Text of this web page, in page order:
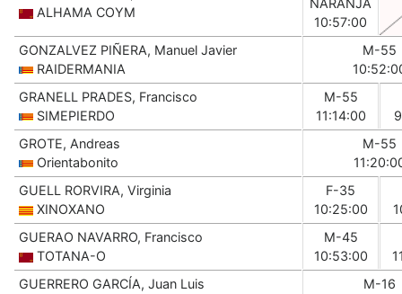
ALHAMA COYM
NARANJA
10:57:00
GONZALVEZ PIÑERA, Manuel Javier
RAIDERMANIA
M-55
GRANELL PRADES, Francisco
SIMEPIERDO
M-55
11:14:00
GROTE, Andreas
Orientabonito
M-55
GUELL RORVIRA, Virginia
XINOXANO
F-35
10:25:00
GUERAO NAVARRO, Francisco
TOTANA-O
M-45
10:53:00
GUERRERO GARCÍA, Juan Luis
M-16